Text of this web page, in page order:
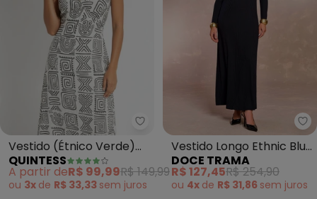
Quintess - Vestido (Étnico
Vestido (Étnico Verde)
em Malha de Viscose
QUINTESS
A partir deR$ 99,99R$ 149,99
ou 3x de R$ 33,33 sem juros
Vestido Longo Ethnic Blur
em Ribana (Preto)
DOCE TRAMA
R$ 127,45R$ 254,90
ou 4x de R$ 31,86 sem juros